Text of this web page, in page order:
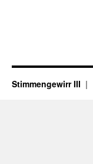
Stimmengewirr III